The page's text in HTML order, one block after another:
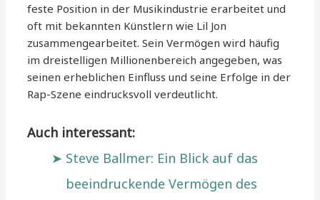
feste Position in der Musikindustrie erarbeitet und
oft mit bekannten Künstlern wie Lil Jon
zusammengearbeitet. Sein Vermögen wird häufig
im dreistelligen Millionenbereich angegeben, was
seinen erheblichen Einfluss und seine Erfolge in der
Rap-Szene eindrucksvoll verdeutlicht.
Auch interessant:
Steve Ballmer: Ein Blick auf das
beeindruckende Vermögen des